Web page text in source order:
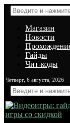
Магазин
Новости
Гайды
Чит-коды
Четверг, 6 августа, 2026